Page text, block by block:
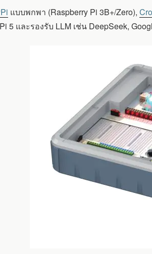
AI
ใช้
BBC
MICRO:BIT
และ
RASPBERRY
PI
PICO
แบบพกพา (Raspberry Pi 3B+/Zero),
5 และรองรับ LLM เช่น DeepSeek,